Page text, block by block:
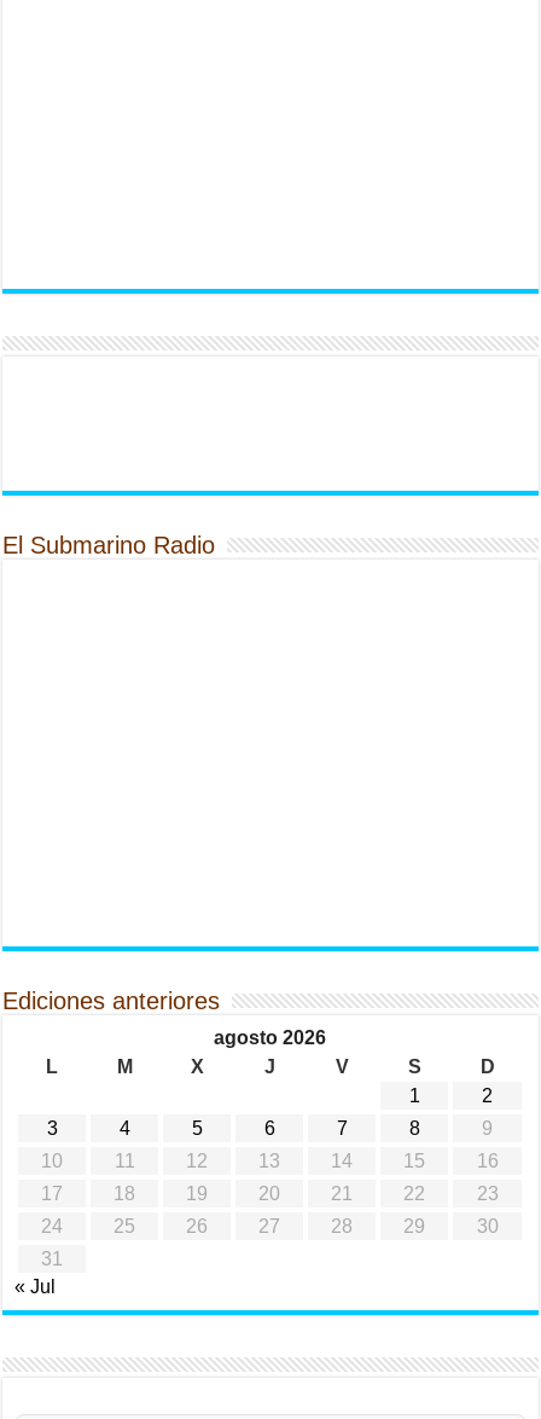
El Submarino Radio
Ediciones anteriores
agosto 2026
L
M X J V S
D
1
2
3
4 5 6 7 8
9
10
11 12 13 14 15
16
17
18 19 20 21 22
23
24
25 26 27 28 29
30
31
« Jul